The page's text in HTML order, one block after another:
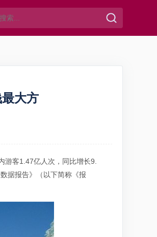
大方
游客1.47亿人次，同比增长9.
据报告》（以下简称《报